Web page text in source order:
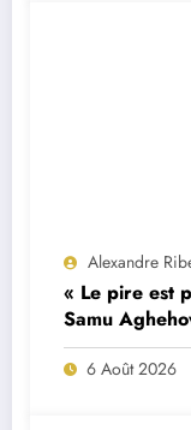
Alexandre
« Le pire est
Samu
Porto ?
6 Août 2026